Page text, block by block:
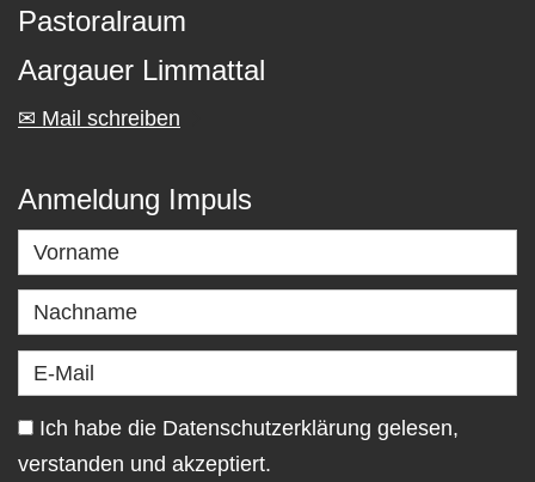
Pastoralraum
Aargauer Limmattal
✉ Mail schreiben
Anmeldung Impuls
Ich habe die Datenschutzerklärung gelesen,
verstanden und akzeptiert.